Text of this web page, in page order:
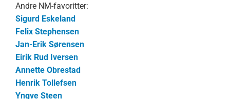
Andre NM-favoritter:
Sigurd Eskeland
Felix Stephensen
Jan-Erik Sørensen
Eirik Rud Iversen
Annette Obrestad
Henrik Tollefsen
Yngve Steen